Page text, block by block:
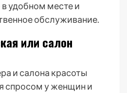
удобном месте и
обслуживание.
или салон
и салона красоты
спросом у женщин и